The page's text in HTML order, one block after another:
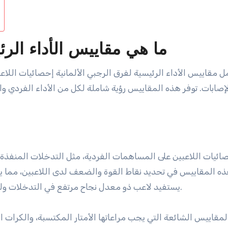
ما هي مقاييس الأداء
مقاييس الأداء الرئيسية لفرق الرجبي الألمانية إحصائيات
توفر هذه المقاييس رؤية شاملة لكل من الأداء الفردي
اللاعبين على المساهمات الفردية، مثل التدخلات
المقاييس في تحديد نقاط القوة والضعف لدى اللاعبين، مما
يستفيد لاعب ذو معدل نجاح مرتفع في التدخلات ولكنه يسجل محاولات قليلة من تدريبات هجومية محددة.
الشائعة التي يجب مراعاتها الأمتار المكتسبة،